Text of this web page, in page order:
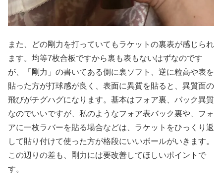
また、どの剛力を打っていてもラケットの裏表が感じられ
ます。均等7枚合板ですから裏も表もないはずなのです
が、「剛力」の書いてある側に裏ソフト、逆に粒高や表を
貼った方が打球感が良く、表面に異質を貼ると、異質面の
飛びがチグハグになります。基本はフォア裏、バック異質
なのでいいですが、私のようなフォア表バック裏や、フォ
アに一枚ラバーを貼る場合などは、ラケットをひっくり返
して貼り付けて使った方が格段にいいボールがいきます。
この辺りの差も、剛力には要改善してほしいポイントで
す。